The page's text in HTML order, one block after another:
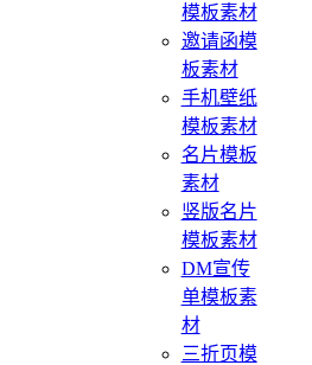
模板素材
邀请函模
板素材
手机壁纸
模板素材
名片模板
素材
竖版名片
模板素材
DM宣传
单模板素
材
三折页模